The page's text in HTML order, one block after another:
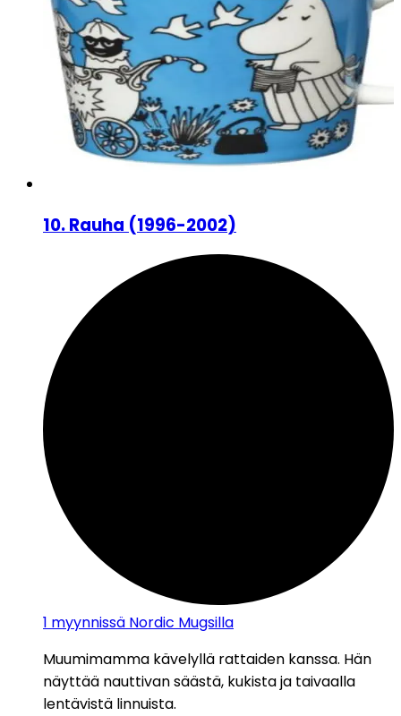
10.Rauha (1996-2002)
1 myynnissä Nordic Mugsilla
Muumimamma kävelyllä rattaiden kanssa. Hän
näyttää nauttivan säästä, kukista ja taivaalla
lentävistä linnuista.